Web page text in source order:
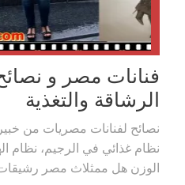
فنانات مصر و
الرشاقة والتغذية
نصائح لفنانات مصريات من
نظام غذائي في الرجيم، نظام
الوزن هل ممثلاث مصر